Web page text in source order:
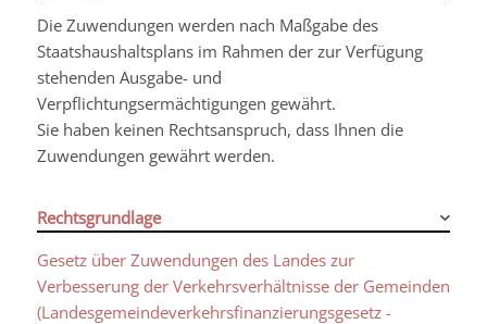
Die Zuwendungen werden nach Maßgabe des
Staatshaushaltsplans im Rahmen der zur Verfügung
stehenden Ausgabe- und
Verpflichtungsermächtigungen gewährt.
Sie haben keinen Rechtsanspruch, dass Ihnen die
Zuwendungen gewährt werden.
Rechtsgrundlage
Gesetz über Zuwendungen des Landes zur
Verbesserung der Verkehrsverhältnisse der Gemeinden
(Landesgemeindeverkehrsfinanzierungsgesetz -